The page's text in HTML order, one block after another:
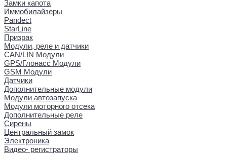
Замки капота
Иммобилайзеры
Pandect
StarLine
Призрак
Модули, реле и датчики
CAN/LIN Модули
GPS/Глонасс Модули
GSM Модули
Датчики
Дополнительные модули
Модули автозапуска
Модули моторного отсека
Дополнительные реле
Сирены
Центральный замок
Электроника
Видео- регистраторы